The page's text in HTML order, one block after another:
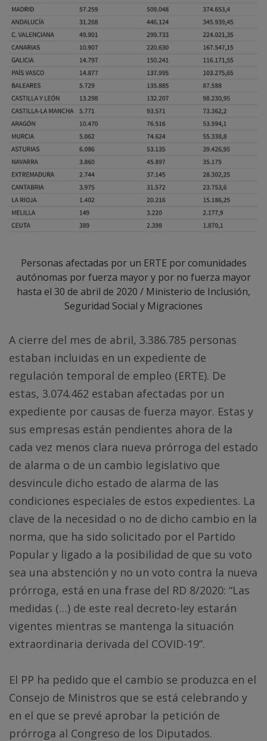
Personas afectadas por un ERTE por comunidades
autónomas por fuerza mayor y por no fuerza mayor
hasta el 30 de abril de 2020 / Ministerio de Inclusión,
Seguridad Social y Migraciones
A cierre del mes de abril, 3.386.785 personas
estaban incluidas en un expediente de
regulación temporal de empleo (ERTE). De
estas, 3.074.462 estaban afectadas por un
expediente por causas de fuerza mayor. Estas y
sus empresas están pendientes ahora de la
cada vez menos clara nueva prórroga del estado
de alarma o de un cambio legislativo que
desvincule dicho estado de alarma de las
condiciones especiales de estos expedientes. La
clave de la necesidad o no de dicho cambio en la
norma, que ha sido solicitado por el Partido
Popular y ligado a la posibilidad de que su voto
sea una abstención y no un voto contra la nueva
prórroga, está en una frase del RD 8/2020: “Las
medidas (…) de este real decreto-ley estarán
vigentes mientras se mantenga la situación
extraordinaria derivada del COVID-19”.
El PP ha pedido que el cambio se produzca en el
Consejo de Ministros que se está celebrando y
en el que se prevé aprobar la petición de
prórroga al Congreso de los Diputados.